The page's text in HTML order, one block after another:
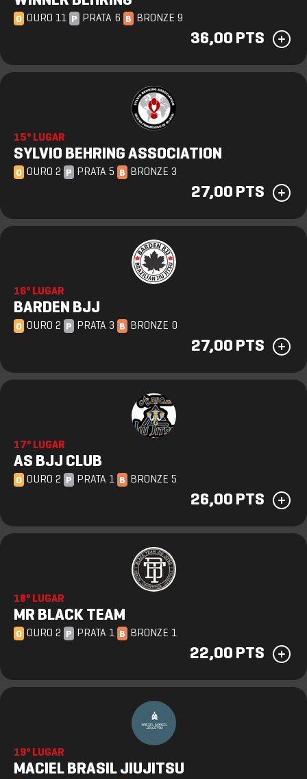
O OURO 11 P PRATA 6 B BRONZE 9
36,00 PTS
15º LUGAR
SYLVIO BEHRING ASSOCIATION
O OURO 2 P PRATA 5 B BRONZE 3
27,00 PTS
16º LUGAR
BARDEN BJJ
O OURO 2 P PRATA 3 B BRONZE 0
27,00 PTS
17º LUGAR
AS BJJ CLUB
O OURO 2 P PRATA 1 B BRONZE 5
26,00 PTS
18º LUGAR
MR BLACK TEAM
O OURO 2 P PRATA 1 B BRONZE 1
22,00 PTS
19º LUGAR
MACIEL BRASIL JIUJITSU